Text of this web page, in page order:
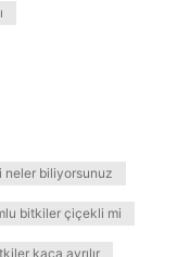
neler biliyorsunuz
bitkiler çiçekli mi
kaça ayrılır